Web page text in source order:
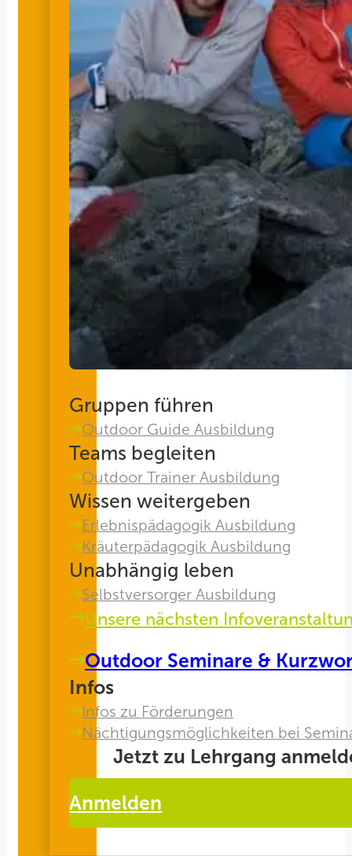
Gruppen führen
Outdoor Guide Ausbildung
Teams begleiten
Outdoor Trainer Ausbildung
Wissen weitergeben
Erlebnispädagogik Ausbildung
Kräuterpädagogik Ausbildung
Unabhängig leben
Selbstversorger Ausbildung
Unsere nächsten
Outdoor Seminare &
Infos
Infos zu Förderungen
Nächtigungsmöglichkeiten bei
Jetzt zu Lehrgang
Anmelden